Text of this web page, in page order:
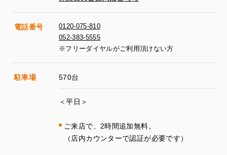
電話番号
0120-075-810
052-383-5555
※フリーダイヤルがご利用頂けない方
駐車場 570台
＜平日＞
ご来店で、 2時間追加無料。
（店内カウンターで認証が必要です）